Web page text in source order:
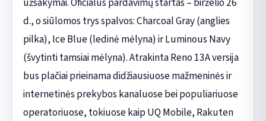
d., o siūlomos trys spalvos: Charcoal Gray (anglies
pilka), Ice Blue (ledinė mėlyna) ir Luminous Navy
(švytinti tamsiai mėlyna). Atrakinta Reno 13A versija
bus plačiai prieinama didžiausiuose mažmeninės ir
internetinės prekybos kanaluose bei populiariuose
operatoriuose, tokiuose kaip UQ Mobile, Rakuten